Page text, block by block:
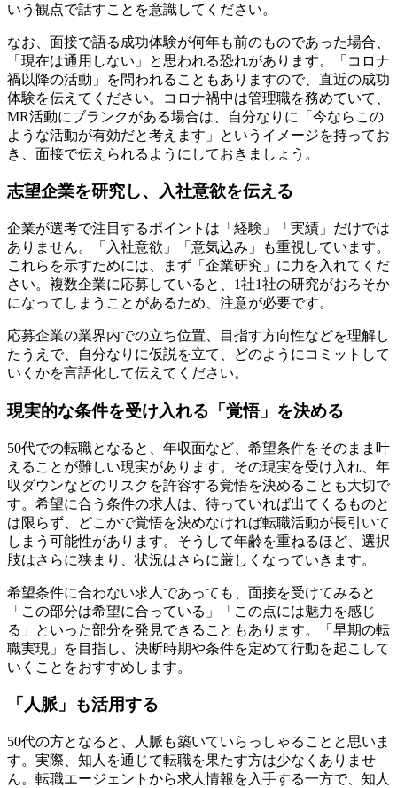
いう観点で話すことを意識してください。
なお、面接で語る成功体験が何年も前のものであった場合、
「現在は通用しない」と思われる恐れがあります。「コロナ
禍以降の活動」を問われることもありますので、直近の成功
体験を伝えてください。コロナ禍中は管理職を務めていて、
MR活動にブランクがある場合は、自分なりに「今ならこの
ような活動が有効だと考えます」というイメージを持ってお
き、面接で伝えられるようにしておきましょう。
志望企業を研究し、入社意欲を伝える
企業が選考で注目するポイントは「経験」「実績」だけでは
ありません。「入社意欲」「意気込み」も重視しています。
これらを示すためには、まず「企業研究」に力を入れてくだ
さい。複数企業に応募していると、1社1社の研究がおろそか
になってしまうことがあるため、注意が必要です。
応募企業の業界内での立ち位置、目指す方向性などを理解し
たうえで、自分なりに仮説を立て、どのようにコミットして
いくかを言語化して伝えてください。
現実的な条件を受け入れる「覚悟」を決める
50代での転職となると、年収面など、希望条件をそのまま叶
えることが難しい現実があります。その現実を受け入れ、年
収ダウンなどのリスクを許容する覚悟を決めることも大切で
す。希望に合う条件の求人は、待っていれば出てくるものと
は限らず、どこかで覚悟を決めなければ転職活動が長引いて
しまう可能性があります。そうして年齢を重ねるほど、選択
肢はさらに狭まり、状況はさらに厳しくなっていきます。
希望条件に合わない求人であっても、面接を受けてみると
「この部分は希望に合っている」「この点には魅力を感じ
る」といった部分を発見できることもあります。「早期の転
職実現」を目指し、決断時期や条件を定めて行動を起こして
いくことをおすすめします。
「人脈」も活用する
50代の方となると、人脈も築いていらっしゃることと思いま
す。実際、知人を通じて転職を果たす方は少なくありませ
ん。転職エージェントから求人情報を入手する一方で、知人